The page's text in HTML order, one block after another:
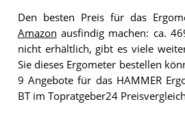
Den besten Preis für das
Amazon ausfindig machen: ca.
nicht erhältlich, gibt es viele
Sie dieses Ergometer bestellen
9 Angebote für das HAMMER
BT im Topratgeber24